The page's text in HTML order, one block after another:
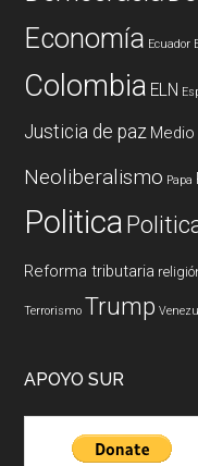
Economía Ecuador
Colombia ELN
Justicia de paz
Neoliberalismo Papa
Politica
Reforma tributaria
Terrorismo Trump
APOYO SUR